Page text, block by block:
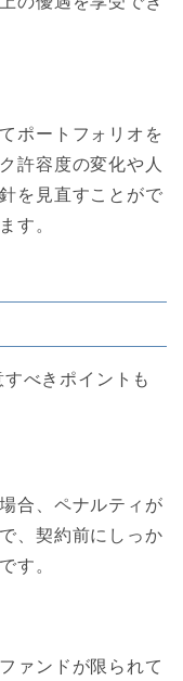
ポートフォリオを
許容度の変化や人
を見直すことがで
す。
べきポイントも
合、ペナルティが
、契約前にしっか
す。
ァンドが限られて